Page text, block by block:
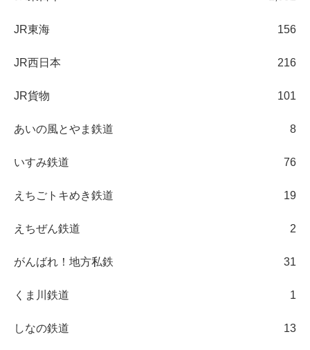
JR東海 156
JR西日本 216
JR貨物 101
あいの風とやま鉄道 8
いすみ鉄道 76
えちごトキめき鉄道 19
えちぜん鉄道 2
がんばれ！地方私鉄 31
くま川鉄道 1
しなの鉄道 13